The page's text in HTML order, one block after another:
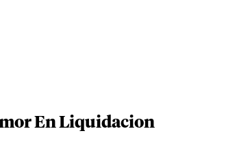
En Liquidacion